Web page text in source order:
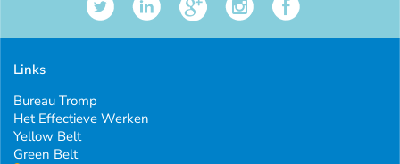
Links
Bureau Tromp
Het Effectieve Werken
Yellow Belt
Green Belt